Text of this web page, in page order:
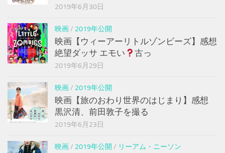
2019年6月30日
映画/ 2019年公開
映画【ウィーアーリトルゾンビーズ】感想
絶望ダッサ エモい
古っ
2019年6月29日
映画/ 2019年公開
映画【旅のおわり世界のはじまり】感想
黒沢清、前田敦子を撮る
2019年6月23日
映画/ 2019年公開 / リーアム・ニーソン